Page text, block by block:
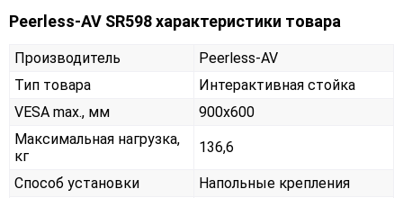
Peerless-AV SR598 характеристики товара
Производитель
Peerless-AV
Тип товара
Интерактивная стойка
VESA max., мм
900x600
Максимальная нагрузка,
кг
136,6
Способ установки Напольные крепления